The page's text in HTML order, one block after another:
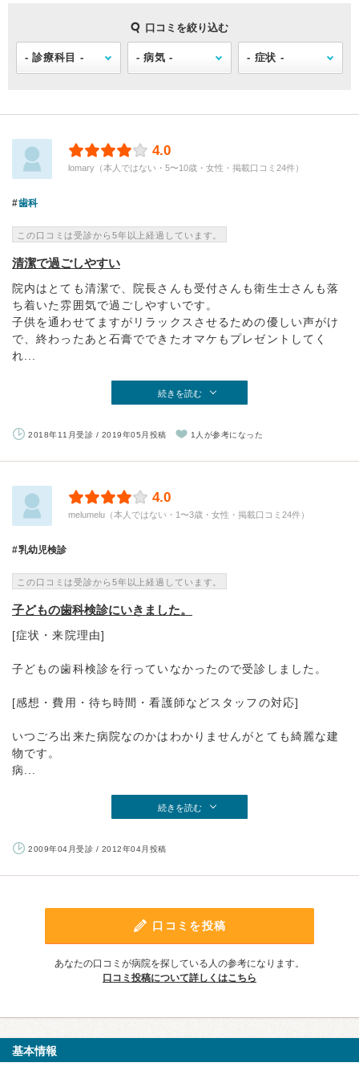
口コミを絞り込む
4.0
lomary（本人ではない・5〜10歳・女性・掲載口コミ24件）
歯科
この口コミは受診から5年以上経過しています。
清潔で過ごしやすい
院内はとても清潔で、院長さんも受付さんも衛生士さんも落
ち着いた雰囲気で過ごしやすいです。
子供を通わせてますがリラックスさせるための優しい声がけ
で、終わったあと石膏でできたオマケもプレゼントしてく
れ...
続きを読む
2018年11月受診 / 2019年05月投稿 1人が参考になった
4.0
melumelu（本人ではない・1〜3歳・女性・掲載口コミ24件）
乳幼児検診
この口コミは受診から5年以上経過しています。
子どもの歯科検診にいきました。
[症状・来院理由]
子どもの歯科検診を行っていなかったので受診しました。
[感想・費用・待ち時間・看護師などスタッフの対応]
いつごろ出来た病院なのかはわかりませんがとても綺麗な建
物です。
病...
続きを読む
2009年04月受診 / 2012年04月投稿
口コミを投稿
あなたの口コミが病院を探している人の参考になります。
口コミ投稿について詳しくはこちら
基本情報